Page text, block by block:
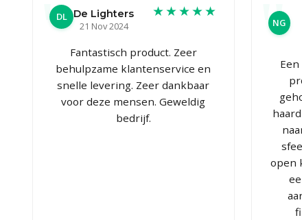
DL De Lighters
21 Nov 2024
★★★★★
Fantastisch product. Zeer
behulpzame klantenservice en
snelle levering. Zeer dankbaar
voor deze mensen. Geweldig
bedrijf.
NG
open